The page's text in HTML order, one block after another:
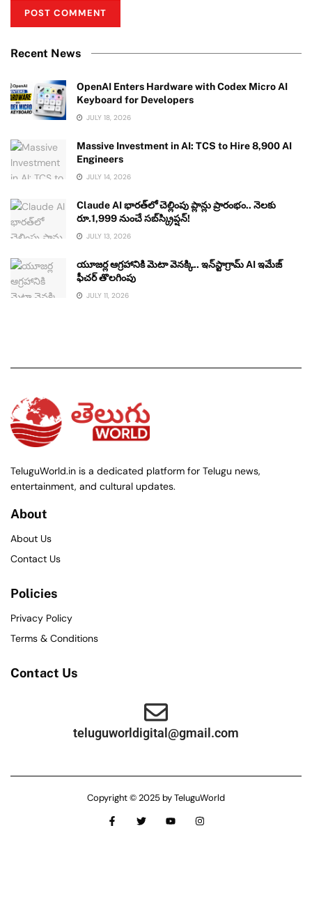
Recent News
OpenAI Enters Hardware with Codex Micro AI
Keyboard for Developers
JULY 18, 2026
Massive Investment in AI: TCS to Hire 8,900 AI
Engineers
JULY 14, 2026
Claude AI భారత్‌లో చెల్లింపు ప్లాన్లు ప్రారంభం.. నెలకు
రూ.1,999 నుంచే సబ్‌స్క్రిప్షన్!
JULY 13, 2026
యూజర్ల ఆగ్రహానికి మెటా వెనక్కి.. ఇన్‌స్టాగ్రామ్ AI ఇమేజ్
ఫీచర్ తొలగింపు
JULY 11, 2026
TeluguWorld.in is a dedicated platform for Telugu news,
entertainment, and cultural updates.
About
About Us
Contact Us
Policies
Privacy Policy
Terms & Conditions
Contact Us
teluguworldigital@gmail.com
Copyright © 2025 by TeluguWorld